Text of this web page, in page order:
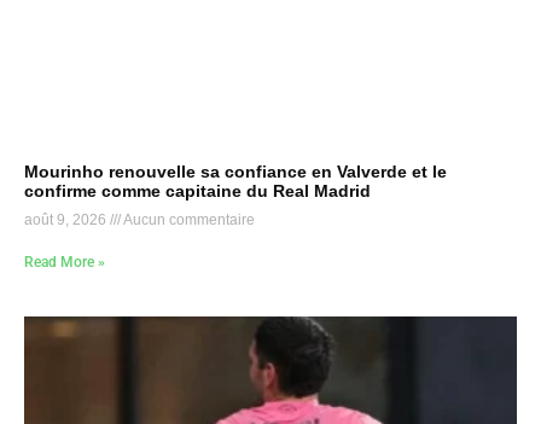
Mourinho renouvelle sa confiance en Valverde et le
confirme comme capitaine du Real Madrid
août 9, 2026 Aucun commentaire
Read More »